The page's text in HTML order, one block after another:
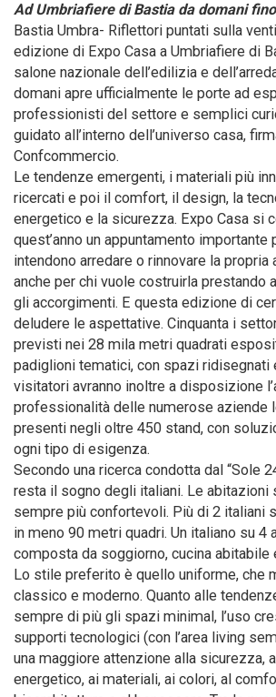
Ad Umbriafiere di Bastia da domani
Bastia Umbra- Riflettori puntati sulla
edizione di Expo Casa a Umbriafiere di
salone nazionale dell’edilizia e
domani apre ufficialmente le porte ad
professionisti del settore e semplici
guidato all’interno dell’universo casa,
Confcommercio.
Le tendenze emergenti, i materiali più
ricercati e poi il comfort, il design, la
energetico e la sicurezza. Expo Casa si
quest’anno un appuntamento
intendono arredare o rinnovare la propria
anche per chi vuole costruirla prestando
gli accorgimenti. E questa edizione di
deludere le aspettative. Cinquanta i
previsti nei 28 mila metri quadrati
padiglioni tematici, con spazi ridisegnati
visitatori avranno inoltre a disposizione
professionalità delle numerose aziende
presenti negli oltre 450 stand, con
ogni tipo di esigenza.
Secondo una ricerca condotta dal “Sole
resta il sogno degli italiani. Le abitazioni
sempre più confortevoli. Più di 2 italiani
in meno 90 metri quadri. Un italiano su 4
composta da soggiorno, cucina abitabile
Lo stile preferito è quello uniforme, che
classico e moderno. Quanto alle
sempre di più gli spazi minimal, l’uso
supporti tecnologici (con l’area living
una maggiore attenzione alla sicurezza,
energetico, ai materiali, ai colori, al